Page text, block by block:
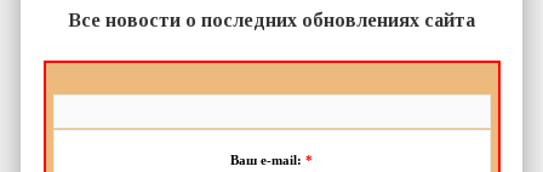
Все новости о последних обновлениях сайта
Ваш e-mail: *